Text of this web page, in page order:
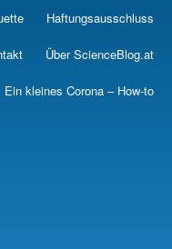
Haftungsausschluss
Über ScienceBlog.at
Ein kleines Corona – How-to